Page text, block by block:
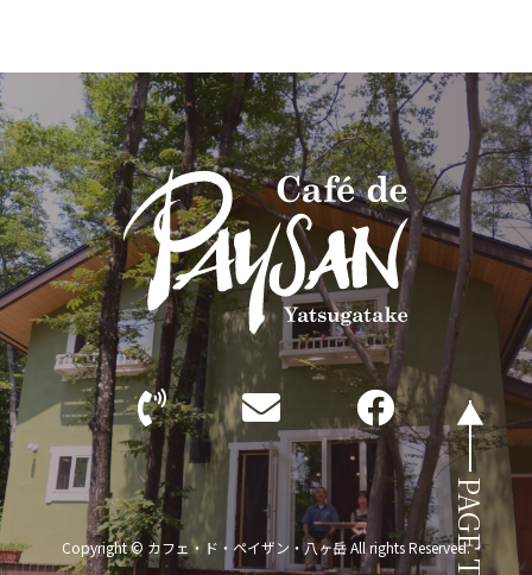
Copyright © カフェ・ド・ペイザン・八ヶ岳 All rights Reserved.PAGE TOP